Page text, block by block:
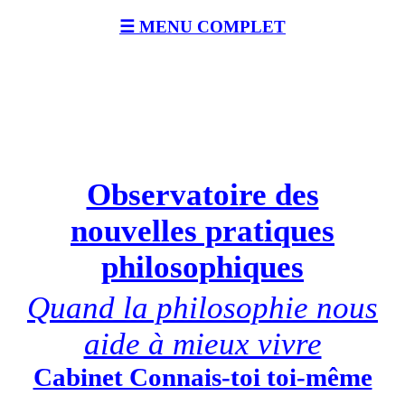
☰ MENU COMPLET
Observatoire des
nouvelles pratiques
philosophiques
Quand la philosophie nous
aide à mieux vivre
Cabinet Connais-toi toi-même